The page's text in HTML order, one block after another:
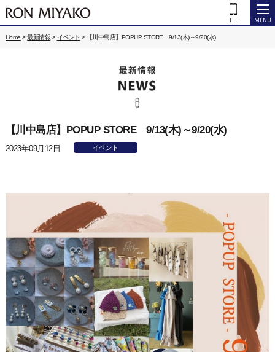
Home >最新情報 > イベント > 【川中島店】POPUP STORE 9/13(木)～9/20(水)
【川中島店】POPUP STORE 9/13(木)～9/20(水)
2023年09月12日 イベント